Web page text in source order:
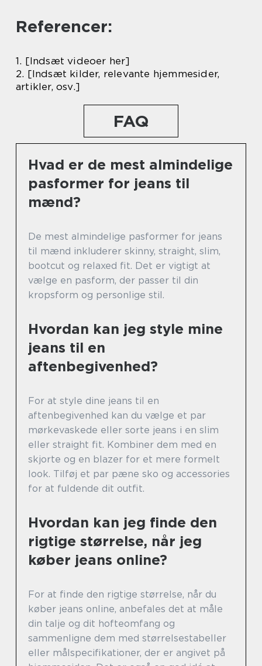
Referencer:
1. [Indsæt videoer her]
2. [Indsæt kilder, relevante hjemmesider,
artikler, osv.]
FAQ
Hvad er de mest almindelige
pasformer for jeans til
mænd?
De mest almindelige pasformer for jeans
til mænd inkluderer skinny, straight, slim,
bootcut og relaxed fit. Det er vigtigt at
vælge en pasform, der passer til din
kropsform og personlige stil.
Hvordan kan jeg style mine
jeans til en
aftenbegivenhed?
For at style dine jeans til en
aftenbegivenhed kan du vælge et par
mørkevaskede eller sorte jeans i en slim
eller straight fit. Kombiner dem med en
skjorte og en blazer for et mere formelt
look. Tilføj et par pæne sko og accessories
for at fuldende dit outfit.
Hvordan kan jeg finde den
rigtige størrelse, når jeg
køber jeans online?
For at finde den rigtige størrelse, når du
køber jeans online, anbefales det at måle
din talje og dit hofteomfang og
sammenligne dem med størrelsestabeller
eller målspecifikationer, der er angivet på